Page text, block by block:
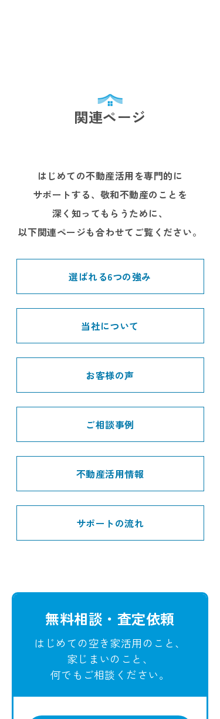
関連ページ
はじめての不動産活用を専門的に
サポートする、敬和不動産のことを
深く知ってもらうために、
以下関連ページも合わせてご覧ください。
選ばれる6つの強み
当社について
お客様の声
ご相談事例
不動産活用情報
サポートの流れ
無料相談・査定依頼
はじめての空き家活用のこと、
家じまいのこと、
何でもご相談ください。